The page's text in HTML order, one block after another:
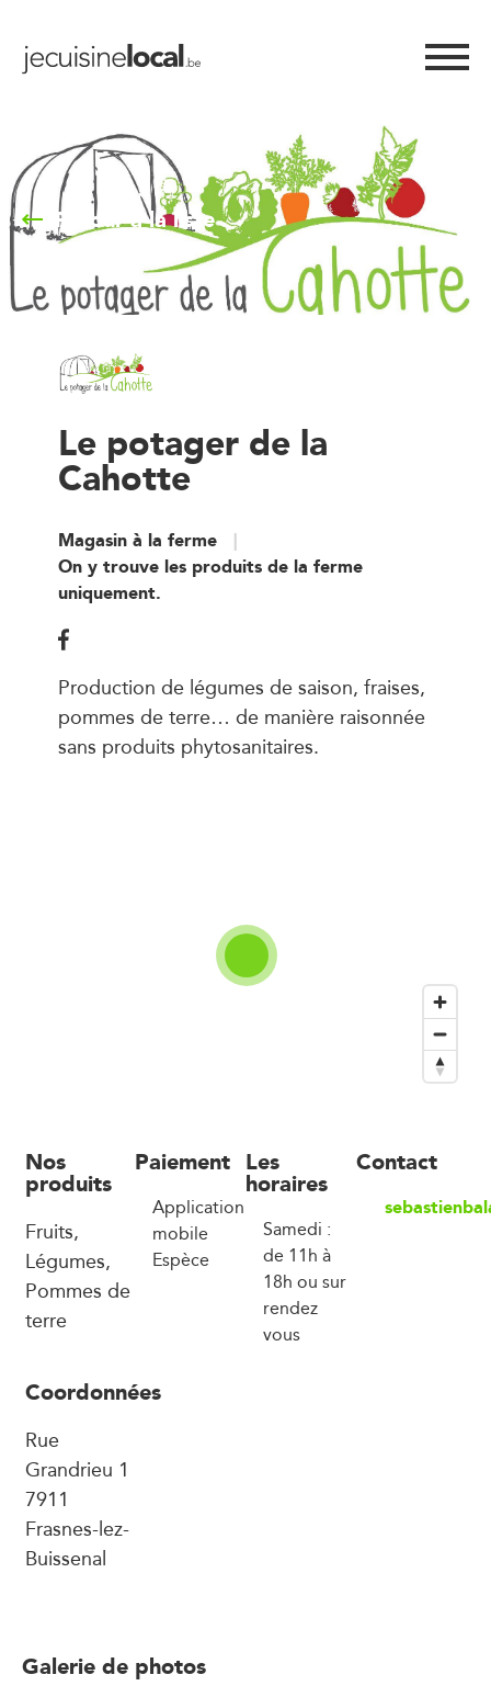
Retour à la liste
Le potager de la
Cahotte
Magasin à la ferme
On y trouve les produits de la ferme
uniquement.
Production de légumes de saison, fraises,
pommes de terre… de manière raisonnée
sans produits phytosanitaires.
Nos
produits
Fruits,
Légumes,
Pommes de
terre
Paiement
Application
mobile
Espèce
Les
horaires
Samedi :
de 11h à
18h ou sur
rendez
vous
Contact
Coordonnées
Rue
Grandrieu 1
7911
Frasnes-lez-
Buissenal
Galerie de photos